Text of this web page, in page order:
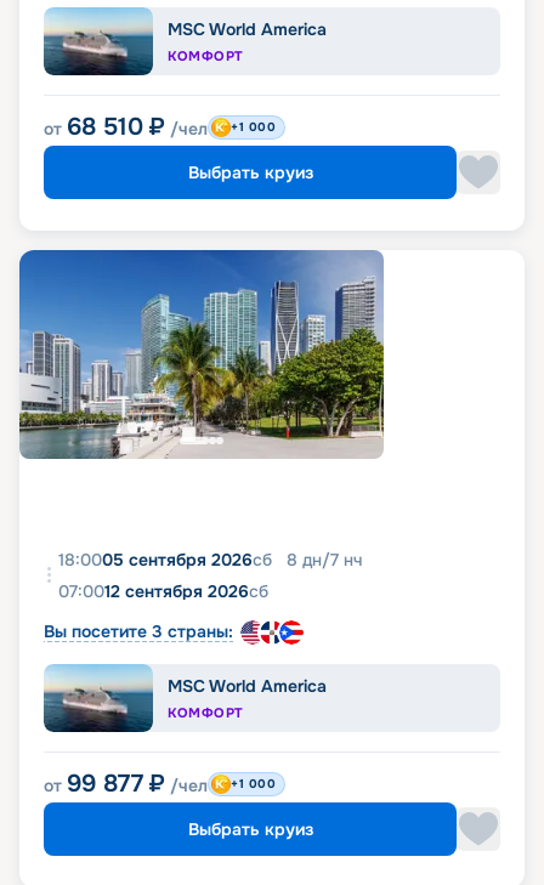
MSC World America
КОМФОРТ
от 68 510 ₽ /чел +1 000
Выбрать круиз
18:0005 сентября 2026сб 8 дн/7 нч
07:0012 сентября 2026сб
Вы посетите 3 страны:
MSC World America
КОМФОРТ
от 99 877 ₽ /чел +1 000
Выбрать круиз